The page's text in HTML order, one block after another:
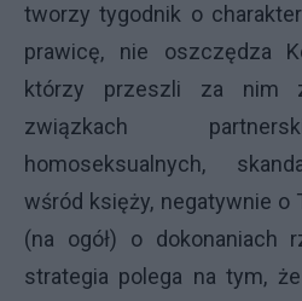
tworzy tygodnik o
prawicę, nie oszczędza
którzy przeszli za nim
związkach
homoseksualnych,
wśród księży, negatywnie o
(na ogół) o dokonaniach
strategia polega na tym,